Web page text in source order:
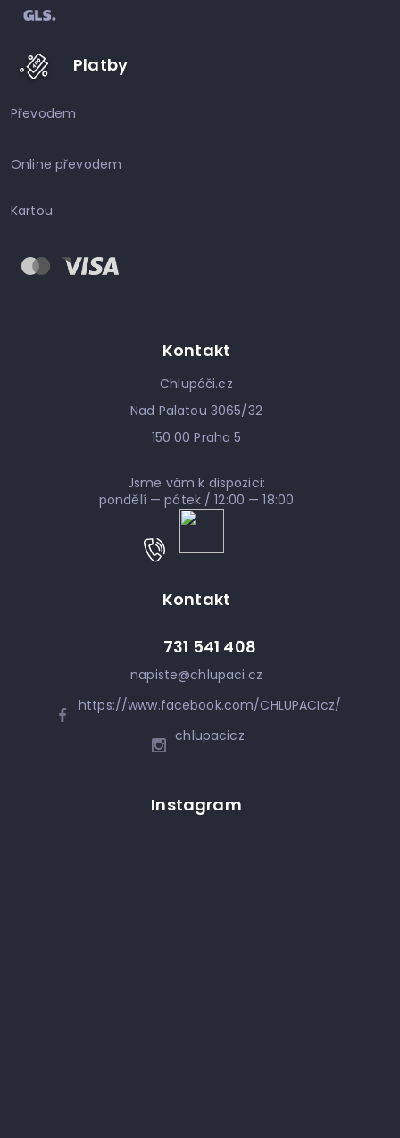
Platby
Převodem
Online převodem
Kartou
Kontakt
Chlupáči.cz
Nad Palatou 3065/32
150 00 Praha 5
Jsme vám k dispozici:
pondělí — pátek / 12:00 — 18:00
Kontakt
napiste@chlupaci.cz
731 541 408
https://www.facebook.com/CHLUPACIcz/
chlupacicz
Instagram